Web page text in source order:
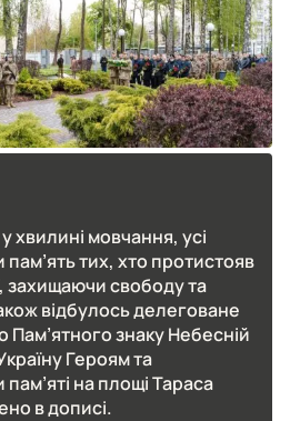
хвилині мовчання, усі
тих, хто протистояв
захищаючи свободу та
відбулось делеговане
Пам’ятного знаку Небесній
Героям та
пам’яті на площі Тараса
в дописі.